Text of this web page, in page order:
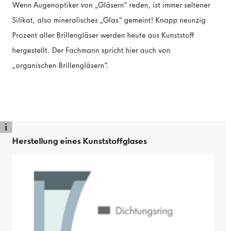
Wenn Augenoptiker von „Gläsern“ reden, ist immer seltener
Silikat, also mineralisches „Glas“ gemeint! Knapp neunzig
Prozent aller Brillengläser werden heute aus Kunststoff
hergestellt. Der Fachmann spricht hier auch von
„organischen Brillengläsern“.
i
Herstellung eines Kunststoffglases